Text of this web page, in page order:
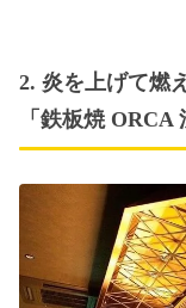
2. 炎を上げて燃
「鉄板焼 ORCA